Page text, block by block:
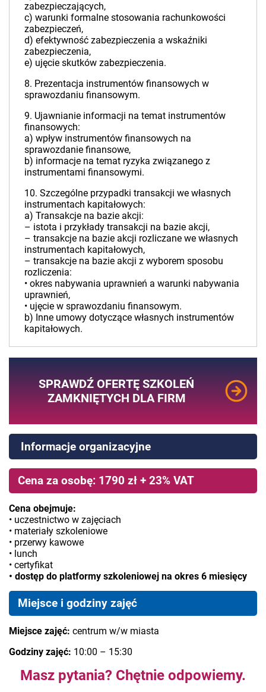
zabezpieczających,
c) warunki formalne stosowania rachunkowości
zabezpieczeń,
d) efektywność zabezpieczenia a wskaźniki
zabezpieczenia,
e) ujęcie skutków zabezpieczenia.
8. Prezentacja instrumentów finansowych w
sprawozdaniu finansowym.
9. Ujawnianie informacji na temat instrumentów
finansowych:
a) wpływ instrumentów finansowych na
sprawozdanie finansowe,
b) informacje na temat ryzyka związanego z
instrumentami finansowymi.
10. Szczególne przypadki transakcji we własnych
instrumentach kapitałowych:
a) Transakcje na bazie akcji:
– istota i przykłady transakcji na bazie akcji,
– transakcje na bazie akcji rozliczane we własnych
instrumentach kapitałowych,
– transakcje na bazie akcji z wyborem sposobu
rozliczenia:
• okres nabywania uprawnień a warunki nabywania
uprawnień,
• ujęcie w sprawozdaniu finansowym.
b) Inne umowy dotyczące własnych instrumentów
kapitałowych.
SPRAWDŹ OFERTĘ SZKOLEŃ
ZAMKNIĘTYCH DLA FIRM
Informacje organizacyjne
Cena za osobę: 1790 zł + 23% VAT
Cena obejmuje:
• uczestnictwo w zajęciach
• materiały szkoleniowe
• przerwy kawowe
• lunch
• certyfikat
• dostęp do platformy szkoleniowej na okres 6 miesięcy
Miejsce i godziny zajęć
Miejsce zajęć: centrum w/w miasta
Godziny zajęć: 10:00 – 15:30
Masz pytania? Chętnie odpowiemy.